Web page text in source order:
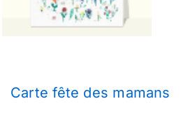
Carte fête des mamans